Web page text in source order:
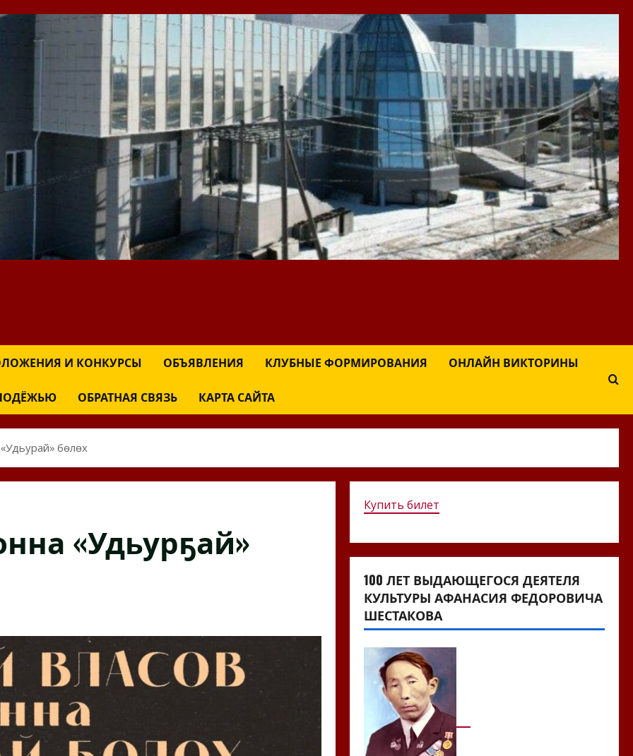
И КОНКУРСЫ ОБЪЯВЛЕНИЯ КЛУБНЫЕ ФОРМИРОВАНИЯ ОНЛАЙН ВИКТОРИНЫ
ОБРАТНАЯ СВЯЗЬ КАРТА САЙТА
бөлөх
«Удьурҕай»
Купить билет
100 ЛЕТ ВЫДАЮЩЕГОСЯ ДЕЯТЕЛЯ
КУЛЬТУРЫ АФАНАСИЯ ФЕДОРОВИЧА
ШЕСТАКОВА